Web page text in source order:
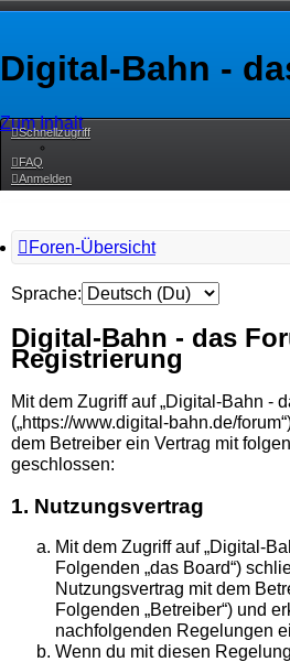
Digital-Bahn -
Zum Inhalt
Schnellzugriff
FAQ
Anmelden
Foren-Übersicht
Sprache:
Digital-Bahn - das
Registrierung
Mit dem Zugriff auf „Digital-Bahn -
(„https://www.digital-bahn.de/
dem Betreiber ein Vertrag mit
geschlossen:
1. Nutzungsvertrag
Mit dem Zugriff auf „Digital-
Folgenden „das Board“)
Nutzungsvertrag mit dem
Folgenden „Betreiber“) und
nachfolgenden Regelungen
Wenn du mit diesen